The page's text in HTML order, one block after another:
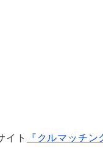
イト
『クルマッチン